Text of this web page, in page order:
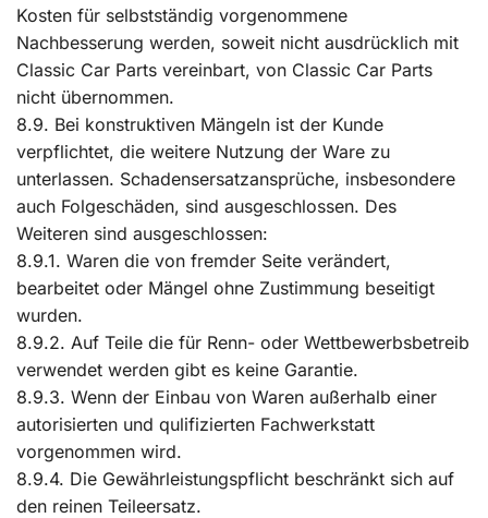
Kosten für selbstständig vorgenommene
Nachbesserung werden, soweit nicht ausdrücklich mit
Classic Car Parts vereinbart, von Classic Car Parts
nicht übernommen.
8.9. Bei konstruktiven Mängeln ist der Kunde
verpflichtet, die weitere Nutzung der Ware zu
unterlassen. Schadensersatzansprüche, insbesondere
auch Folgeschäden, sind ausgeschlossen. Des
Weiteren sind ausgeschlossen:
8.9.1. Waren die von fremder Seite verändert,
bearbeitet oder Mängel ohne Zustimmung beseitigt
wurden.
8.9.2. Auf Teile die für Renn- oder Wettbewerbsbetreib
verwendet werden gibt es keine Garantie.
8.9.3. Wenn der Einbau von Waren außerhalb einer
autorisierten und qulifizierten Fachwerkstatt
vorgenommen wird.
8.9.4. Die Gewährleistungspflicht beschränkt sich auf
den reinen Teileersatz.